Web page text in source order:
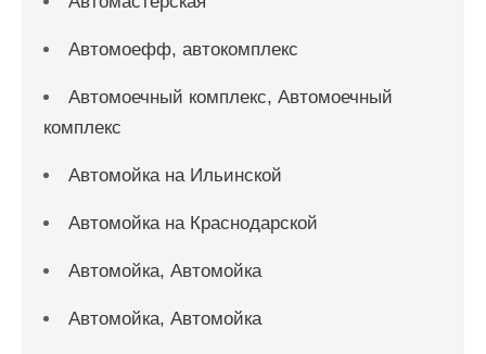
Автомоефф, автокомплекс
Автомоечный комплекс, Автомоечный
комплекс
Автомойка на Ильинской
Автомойка на Краснодарской
Автомойка, Автомойка
Автомойка, Автомойка